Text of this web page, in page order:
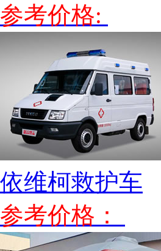
参考价格:
依维柯救护车
参考价格：